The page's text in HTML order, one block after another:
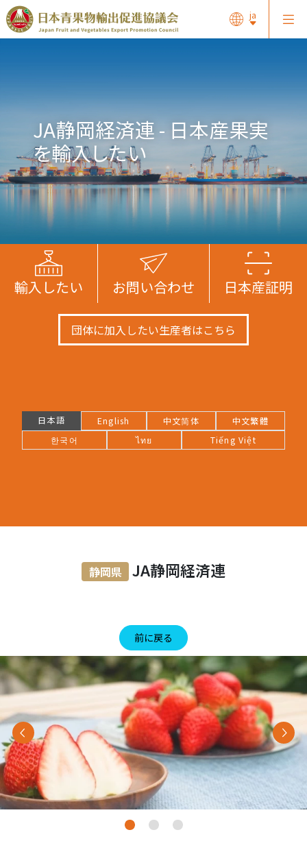
ja
JA静岡経済連 - 日本産果実
を輸入したい
輸入したい お問い合わせ 日本産証明
団体に加入したい生産者はこちら
日本語 English 中文简体
中文繁體
한국어
ไทย Tiếng Việt
静岡県 JA静岡経済連
前に戻る
Previous Next